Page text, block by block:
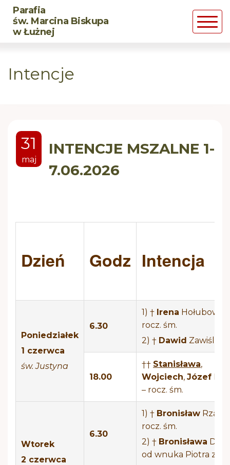
Parafia
św. Marcina Biskupa
w Łużnej
Powrót
Duszpasterze
Powrót
LSO
Róże Żywego Różańca
Rozpaleni Wiarą
Powrót
MAŁŻEŃSTWO
Pogrzeb chrześcijański
Intencje
31
maj
INTENCJE MSZALNE 1-
7.06.2026
Dzień Godz Intencja
Poniedziałek
1 czerwca
św. Justyna
6.30
1) † Irena
rocz. śm.
2) † Dawid Zawiślak
18.00
†† Stanisława,
Wojciech, Józef
– rocz. śm.
Wtorek
2 czerwca
6.30
1) † Bronisław Rząca
rocz. śm.
2) † Bronisława
od wnuka Piotra z